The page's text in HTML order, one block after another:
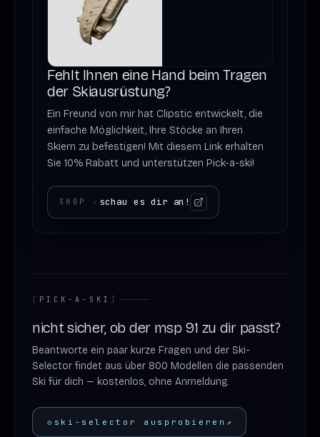
Fehlt Ihnen eine Hand beim Tragen
der Skiausrüstung?
Ein Freund von mir hat Clipstic entwickelt, die
einfache Möglichkeit, Ihre Stöcke an Ihren
Skiern zu befestigen! Mit diesem Link erhalten
Sie 10% Rabatt und unterstützen Pick-a-ski!
SHOP › schau es dir an!
[ PICK-A-SKI ]
nicht sicher, ob der msp 91 zu dir passt?
Beantworte ein paar kurze Fragen und der Ski-
Selector findet aus über 800 Modellen die passenden
Ski für dich — kostenlos, ohne Anmeldung.
◇ ski-selector ausprobieren ↗